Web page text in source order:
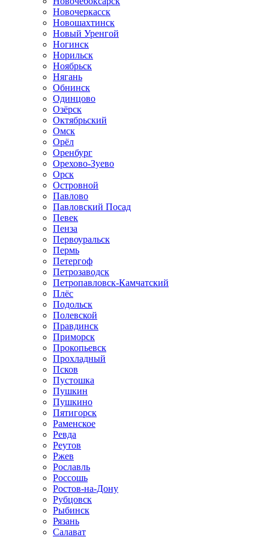
Новочеркасск
Новошахтинск
Новый Уренгой
Ногинск
Норильск
Ноябрьск
Нягань
Обнинск
Одинцово
Озёрск
Октябрьский
Омск
Орёл
Оренбург
Орехово-Зуево
Орск
Островной
Павлово
Павловский Посад
Певек
Пенза
Первоуральск
Пермь
Петергоф
Петрозаводск
Петропавловск-Камчатский
Плёс
Подольск
Полевской
Правдинск
Приморск
Прокопьевск
Прохладный
Псков
Пустошка
Пушкин
Пушкино
Пятигорск
Раменское
Ревда
Реутов
Ржев
Рославль
Россошь
Ростов-на-Дону
Рубцовск
Рыбинск
Рязань
Салават